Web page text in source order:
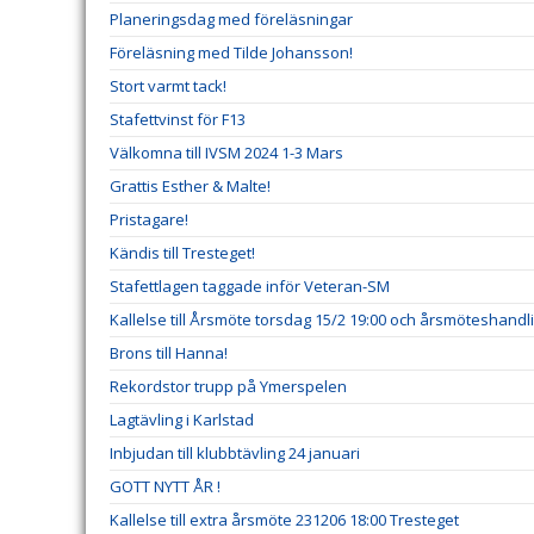
Planeringsdag med föreläsningar
Föreläsning med Tilde Johansson!
Stort varmt tack!
Stafettvinst för F13
Välkomna till IVSM 2024 1-3 Mars
Grattis Esther & Malte!
Pristagare!
Kändis till Tresteget!
Stafettlagen taggade inför Veteran-SM
Kallelse till Årsmöte torsdag 15/2 19:00 och
Brons till Hanna!
Rekordstor trupp på Ymerspelen
Lagtävling i Karlstad
Inbjudan till klubbtävling 24 januari
GOTT NYTT ÅR !
Kallelse till extra årsmöte 231206 18:00 Tresteget